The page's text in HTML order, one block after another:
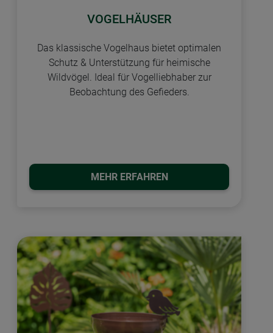
VOGELHÄUSER
Das klassische Vogelhaus bietet optimalen
Schutz & Unterstützung für heimische
Wildvögel. Ideal für Vogelliebhaber zur
Beobachtung des Gefieders.
MEHR ERFAHREN